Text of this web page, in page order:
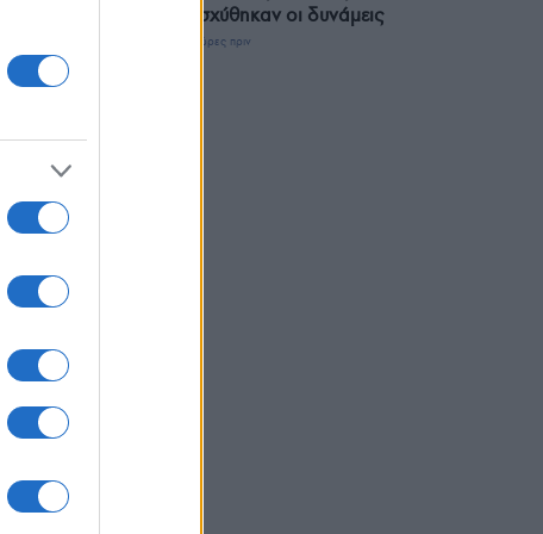
Ενισχύθηκαν οι δυνάμεις
2 ώρες πριν